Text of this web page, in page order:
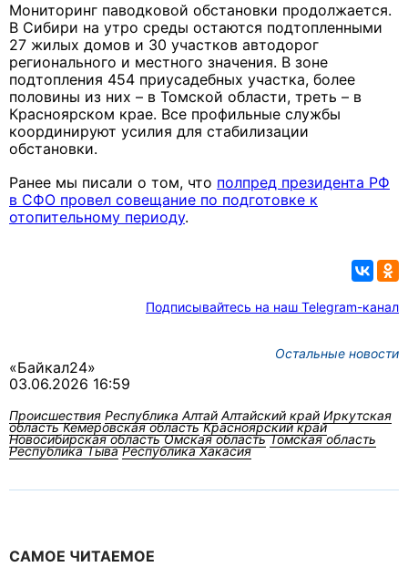
Мониторинг паводковой обстановки продолжается.
В Сибири на утро среды остаются подтопленными
27 жилых домов и 30 участков автодорог
регионального и местного значения. В зоне
подтопления 454 приусадебных участка, более
половины из них – в Томской области, треть – в
Красноярском крае. Все профильные службы
координируют усилия для стабилизации
обстановки.
Ранее мы писали о том, что полпред президента РФ
в СФО провел совещание по подготовке к
отопительному периоду.
Подписывайтесь на наш Telegram-канал
Остальные новости
«Байкал24»
03.06.2026 16:59
Происшествия Республика Алтай Алтайский край Иркутская
область Кемеровская область Красноярский край
Новосибирская область Омская область Томская область
Республика Тыва Республика Хакасия
САМОЕ ЧИТАЕМОЕ